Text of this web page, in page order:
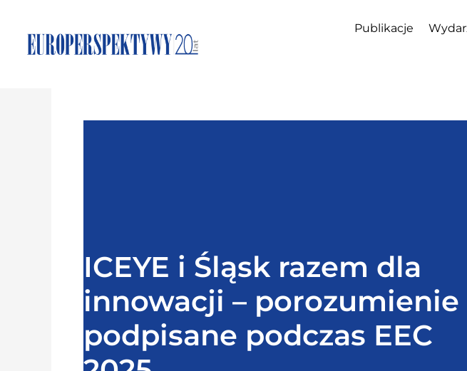
Publikacje
ICEYE i Śląsk razem dla
innowacji – porozumienie
podpisane podczas EEC